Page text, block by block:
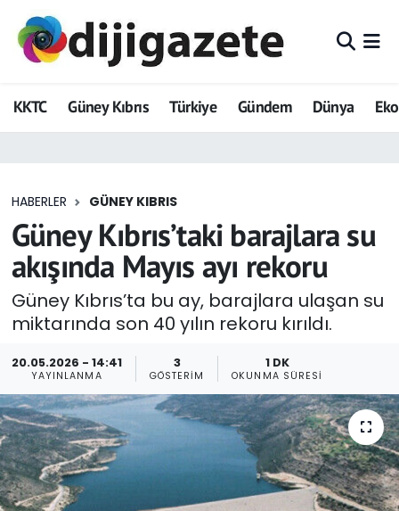
KKTC Güney Kıbrıs Türkiye Gündem Dünya
HABERLER GÜNEY KIBRIS
Güney Kıbrıs’taki barajlara su
akışında Mayıs ayı rekoru
Güney Kıbrıs’ta bu ay, barajlara ulaşan su
miktarında son 40 yılın rekoru kırıldı.
20.05.2026 - 14:41
YAYINLANMA
3
GÖSTERIM
1 DK
OKUNMA SÜRESI
ADVERTORIAL
Dijigazete
Eğitim
Ekonomi
Foto Galeri
Güncel
Gündem
KKTC
Hava Durumu
Trafik Durumu
Tüm Manşetler
Son Dakika Haberleri
Haber Arşivi